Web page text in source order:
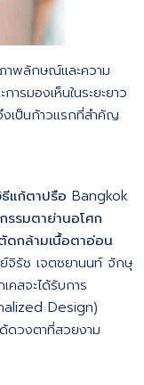
าพลักษณ์และความ
ารมองเห็นในระยะยาว
งเป็นก้าวแรกที่สำคัญ
แก้ตาปรือ Bangkok
รมตาย่านอโศก
ดกล้ามเนื้อตาอ่อน
จิรัช เจตชยานนท์ จักษุ
สจะได้รับการ
Design)
ดวงตาที่สวยงาม